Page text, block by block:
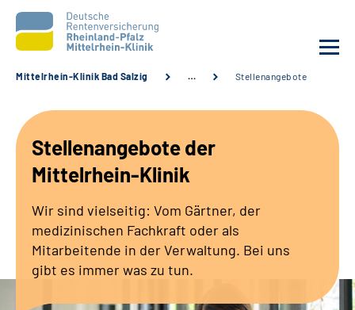
Unsere Angebote
Karriere
Zuweisende &
Mittelrhein-Klinik Bad Salzig … Stellenangebote
Stellenangebote der
Mittelrhein-Klinik
Wir sind vielseitig: Vom Gärtner, der
medizinischen Fachkraft oder als
Mitarbeitende in der Verwaltung. Bei uns
gibt es immer was zu tun.